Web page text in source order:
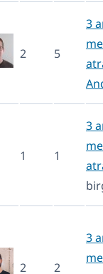
2 5
3
1 1
3
2 2
3